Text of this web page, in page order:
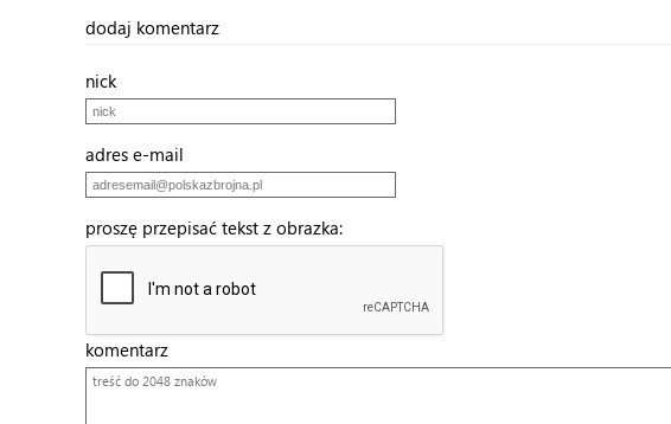
dodaj komentarz
nick
adres e-mail
proszę przepisać tekst z obrazka:
komentarz